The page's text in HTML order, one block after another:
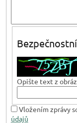
Opište text z
Vložením zprávy
údajů